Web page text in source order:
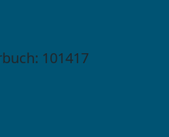
101417